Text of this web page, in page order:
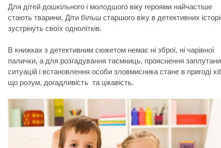
Для дітей дошкільного і молодшого віку героями найчастіше
стають тварини. Діти більш старшого віку в детективних
зустрінуть своїх однолітків.
В книжках з детективним сюжетом немає ні зброї, ні чарівної
палички, а для розгадування таємниць, прояснення
ситуацій і встановлення особи зловмисника стане в пригоді
що розум, догадливість та цікавість.